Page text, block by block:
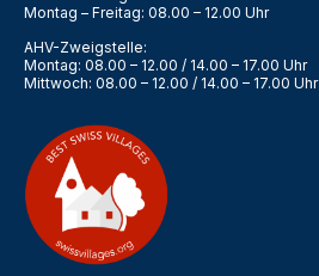
Montag – Freitag: 08.00 – 12.00 Uhr
AHV-Zweigstelle:
Montag: 08.00 – 12.00 / 14.00 – 17.00 Uhr
Mittwoch: 08.00 – 12.00 / 14.00 – 17.00 Uhr